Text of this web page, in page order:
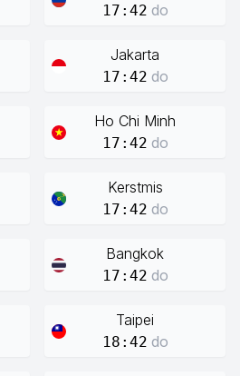
17:42 do
Jakarta
17:42 do
Ho Chi Minh
17:42 do
Kerstmis
17:42 do
Bangkok
17:42 do
Taipei
18:42 do